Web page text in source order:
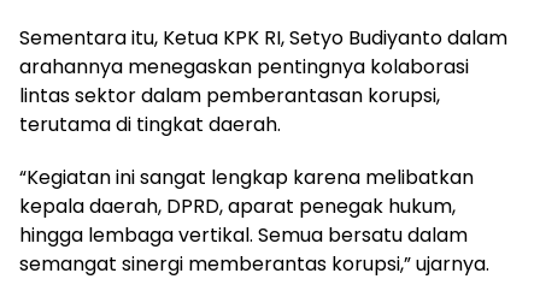
Sementara itu, Ketua KPK RI, Setyo Budiyanto dalam
arahannya menegaskan pentingnya kolaborasi
lintas sektor dalam pemberantasan korupsi,
terutama di tingkat daerah.
“Kegiatan ini sangat lengkap karena melibatkan
kepala daerah, DPRD, aparat penegak hukum,
hingga lembaga vertikal. Semua bersatu dalam
semangat sinergi memberantas korupsi,” ujarnya.